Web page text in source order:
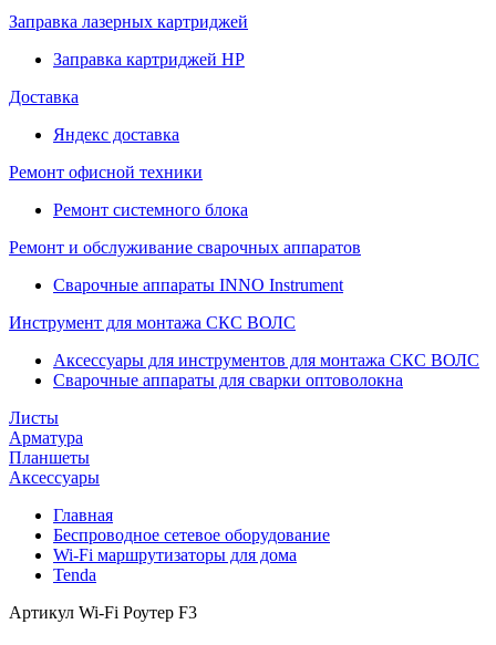
Заправка лазерных картриджей
Заправка картриджей HP
Доставка
Яндекс доставка
Ремонт офисной техники
Ремонт системного блока
Ремонт и обслуживание сварочных аппаратов
Сварочные аппараты INNO Instrument
Инструмент для монтажа СКС ВОЛС
Аксессуары для инструментов для монтажа СКС ВОЛС
Сварочные аппараты для сварки оптоволокна
Листы
Арматура
Планшеты
Аксессуары
Главная
Беспроводное сетевое оборудование
Wi-Fi маршрутизаторы для дома
Tenda
Артикул Wi-Fi Роутер F3